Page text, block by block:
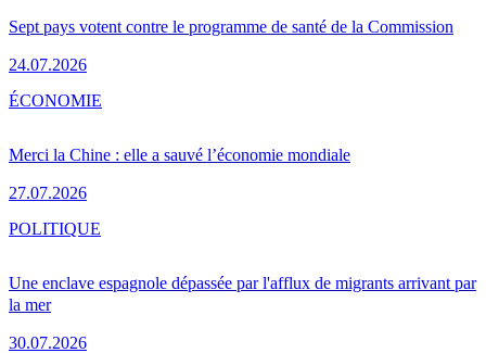
Sept pays votent contre le programme de santé de la Commission
24.07.2026
Merci la Chine : elle a sauvé l’économie mondiale
27.07.2026
ÉCONOMIE
Une enclave espagnole dépassée par l'afflux de migrants arrivant par
la mer
30.07.2026
POLITIQUE